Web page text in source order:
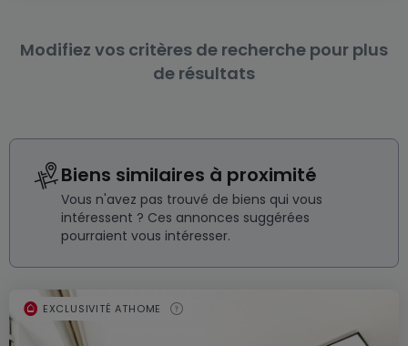
Modifiez vos critères de recherche pour plus
de résultats
Biens similaires à proximité
Vous n'avez pas trouvé de biens qui vous
intéressent ? Ces annonces suggérées
pourraient vous intéresser.
EXCLUSIVITÉ ATHOME